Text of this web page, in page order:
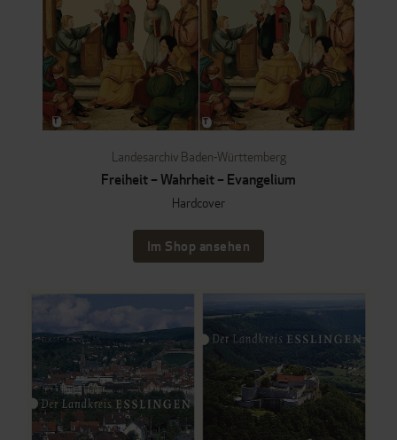
Landesarchiv Baden-Württemberg
Freiheit – Wahrheit – Evangelium
Hardcover
Im Shop ansehen